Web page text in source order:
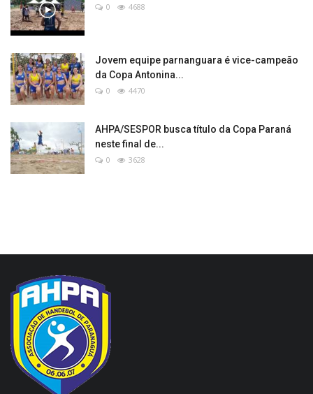
0 4688
Jovem equipe parnanguara é vice-campeão
da Copa Antonina...
0 4470
AHPA/SESPOR busca título da Copa Paraná
neste final de...
0 3628